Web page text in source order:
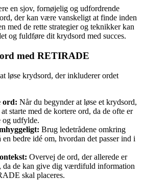
en sjov, fornøjelig og udfordrende
der kan være vanskeligt at finde inden
med de rette strategier og teknikker kan
og fuldføre dit krydsord med succes.
med RETIRADE
løse krydsord, der inkluderer ordet
ord: Når du begynder at løse et krydsord,
starte med de kortere ord, da de ofte er
og udfylde.
Brug ledetrådene omkring
bedre idé om, hvordan det passer ind i
Overvej de ord, der allerede er
da de kan give dig værdifuld information
skal placeres.